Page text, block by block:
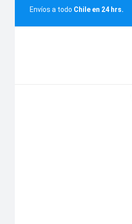
Envíos a todo Chile en 24 hrs.